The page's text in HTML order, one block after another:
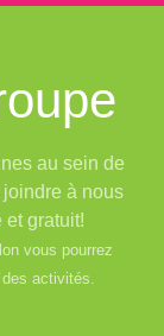
au sein de
joindre à nous
gratuit!
vous pourrez
activités.